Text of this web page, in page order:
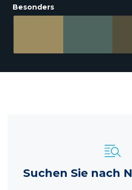
Besonders
Suchen Sie nach